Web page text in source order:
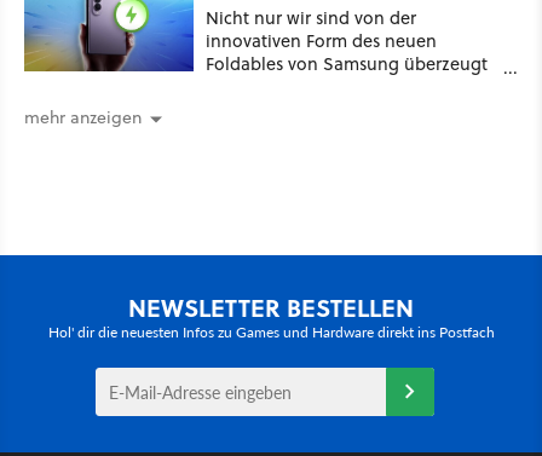
Nicht nur wir sind von der
innovativen Form des neuen
Foldables von Samsung überzeugt
mehr anzeigen
NEWSLETTER BESTELLEN
Hol' dir die neuesten Infos zu Games und Hardware direkt ins Postfach